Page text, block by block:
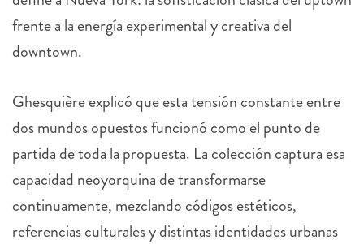
frente a la energía experimental y creativa del
downtown.
Ghesquière explicó que esta tensión constante entre
dos mundos opuestos funcionó como el punto de
partida de toda la propuesta. La colección captura esa
capacidad neoyorquina de transformarse
continuamente, mezclando códigos estéticos,
referencias culturales y distintas identidades urbanas